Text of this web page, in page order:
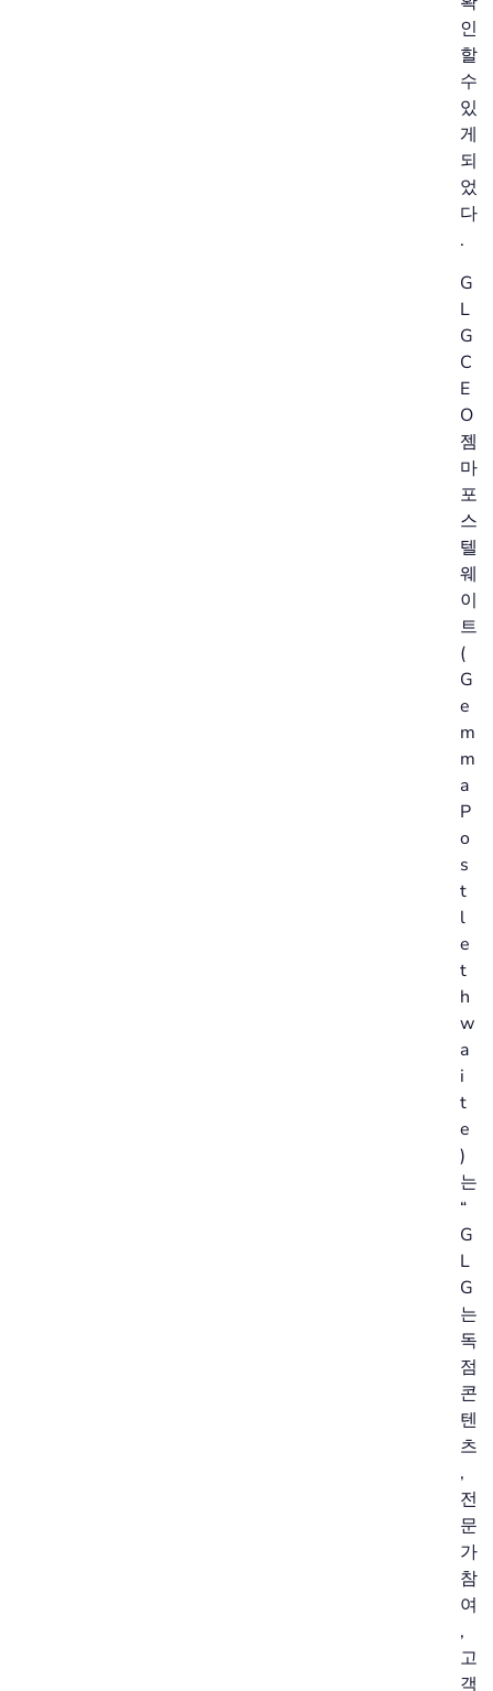
인
할
수
있
게
되
었
다
.
G
L
G
C
E
O
젬
마
포
스
텔
웨
이
트
(
G
e
m
m
a
P
o
s
t
l
e
t
h
w
a
i
t
e
)
는
“
G
L
G
는
독
점
콘
텐
츠
,
전
문
가
참
여
,
고
객